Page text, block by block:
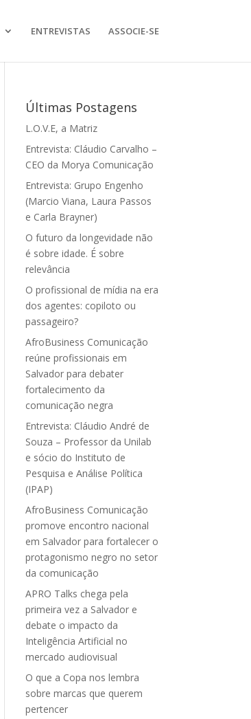
ENTREVISTAS ASSOCIE-SE
Últimas Postagens
L.O.V.E, a Matriz
Entrevista: Cláudio Carvalho –
CEO da Morya Comunicação
Entrevista: Grupo Engenho
(Marcio Viana, Laura Passos
e Carla Brayner)
O futuro da longevidade não
é sobre idade. É sobre
relevância
O profissional de mídia na era
dos agentes: copiloto ou
passageiro?
AfroBusiness Comunicação
reúne profissionais em
Salvador para debater
fortalecimento da
comunicação negra
Entrevista: Cláudio André de
Souza – Professor da Unilab
e sócio do Instituto de
Pesquisa e Análise Política
(IPAP)
AfroBusiness Comunicação
promove encontro nacional
em Salvador para fortalecer o
protagonismo negro no setor
da comunicação
APRO Talks chega pela
primeira vez a Salvador e
debate o impacto da
Inteligência Artificial no
mercado audiovisual
O que a Copa nos lembra
sobre marcas que querem
pertencer